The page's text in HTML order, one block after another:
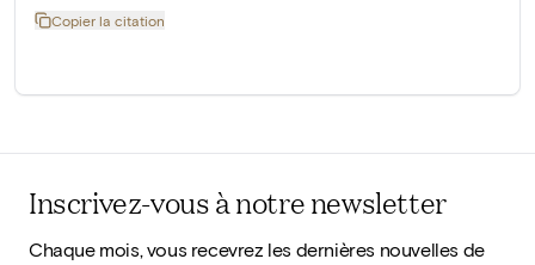
Copier la citation
Inscrivez-vous à notre newsletter
Chaque mois, vous recevrez les dernières nouvelles de